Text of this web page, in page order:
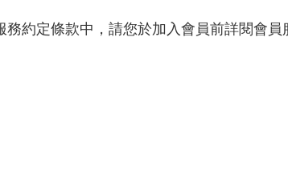
約定條款中，請您於加入會員前詳閱會員